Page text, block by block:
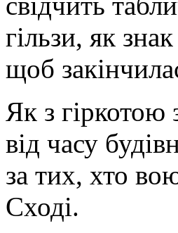
гільзи, як
щоб
Як з
від часу
за тих, хто
Сході.